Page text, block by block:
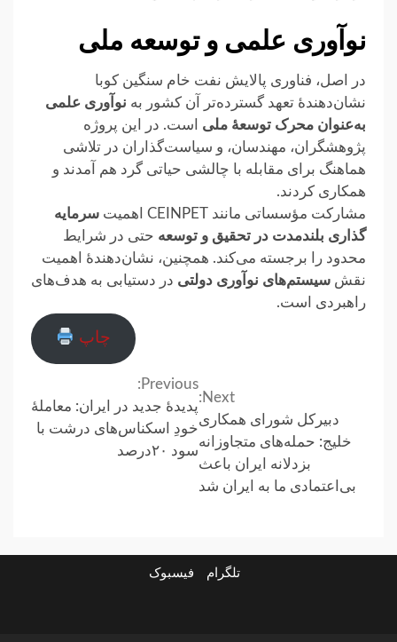
نوآوری علمی و توسعه ملی
در اصل، فناوری پالایش نفت خام سنگین کوبا
نشان‌دهندهٔ تعهد گسترده‌تر آن کشور به نوآوری علمی
به‌عنوان محرک توسعهٔ ملی است. در این پروژه
پژوهشگران، مهندسان، و سیاست‌گذاران در تلاشی
هماهنگ برای مقابله با چالشی حیاتی گرد هم آمدند و
همکاری کردند.
مشارکت مؤسساتی مانند CEINPET اهمیت
سرمایه
گذاری بلندمدت در تحقیق و توسعه حتی در شرایط
محدود را برجسته می‌کند. همچنین، نشان‌دهندهٔ اهمیت
نقش سیستم‌های نوآوری دولتی در دستیابی به هدف‌های
راهبردی است.
چاپ
Reading
Previous:
پدیدهٔ جدید در ایران: معاملهٔ
خودِ اسکناس‌های درشت با
سود ۲۰درصد
Next:
دبیرکل شورای همکاری
خلیج: حمله‌های متجاوزانه
بزدلانه ایران باعث
بی‌اعتمادی ما به ایران شد
تلگرام فیسبوک